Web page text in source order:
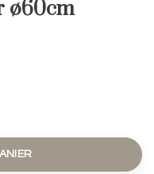
ø60cm